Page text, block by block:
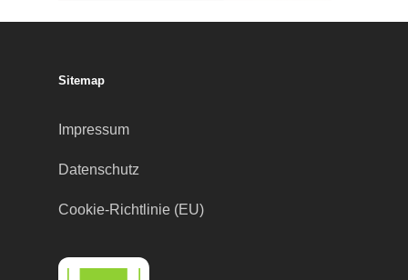
Sitemap
Impressum
Datenschutz
Cookie-Richtlinie (EU)